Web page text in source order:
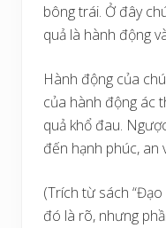
bông trái. Ở đây
quả là hành động
Hành động của
của hành động ác
quả khổ đau.
đến hạnh phúc, an
(Trích từ sách
đó là rõ, nhưng